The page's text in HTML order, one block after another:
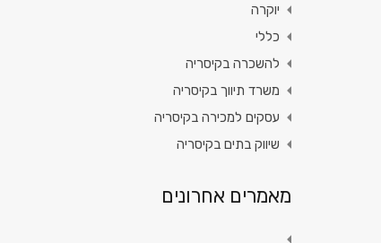
יוקרה
כללי
להשכרה בקיסריה
משרד תיווך בקיסריה
עסקים למכירה בקיסריה
שיווק בתים בקיסריה
מאמרים אחרונים